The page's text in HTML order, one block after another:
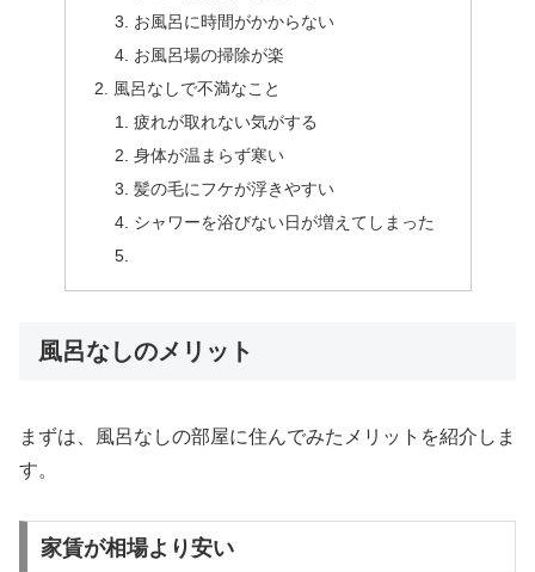
お風呂に時間がかからない
お風呂場の掃除が楽
風呂なしで不満なこと
疲れが取れない気がする
身体が温まらず寒い
髪の毛にフケが浮きやすい
シャワーを浴びない日が増えてしまった
風呂なしのメリット
まずは、風呂なしの部屋に住んでみたメリットを紹介しま
す。
家賃が相場より安い